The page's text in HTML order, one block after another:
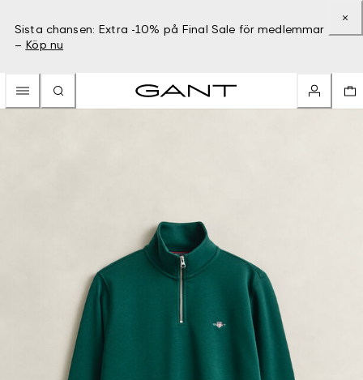
Sista chansen: Extra -10% på Final Sale för medlemmar
– Köp nu